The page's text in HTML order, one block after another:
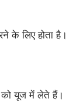
के लिए होता है।
को यूज में लेते हैं।